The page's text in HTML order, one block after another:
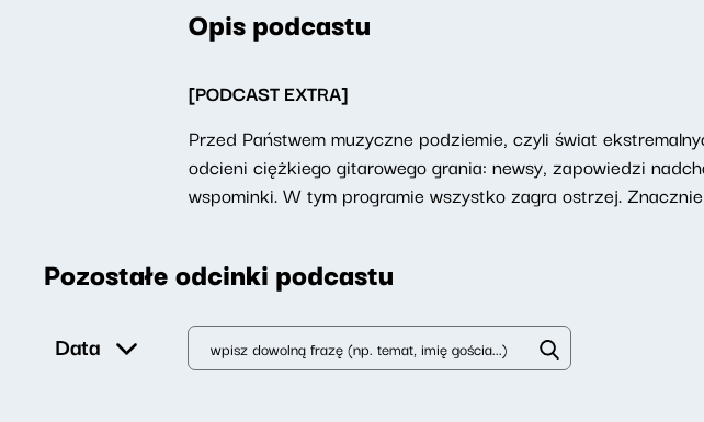
Opis podcastu
[PODCAST EXTRA]
Przed Państwem muzyczne podziemie, czyli świat
odcieni ciężkiego gitarowego grania: newsy, zapowiedzi
wspominki. W tym programie wszystko zagra ostrzej.
Pozostałe odcinki podcastu
Data